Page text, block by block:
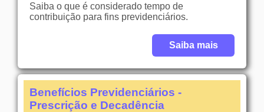
Saiba o que é considerado tempo de
contribuição para fins previdenciários.
Saiba mais
Benefícios Previdenciários -
Prescrição e Decadência